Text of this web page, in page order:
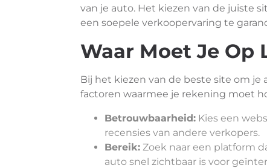
van je auto. Het kiezen van de juiste
een soepele verkoopervaring te
Waar Moet Je Op
Bij het kiezen van de beste site om
factoren waarmee je rekening moet
Betrouwbaarheid: Kies een
recensies van andere verkopers.
Bereik: Zoek naar een platform
auto snel zichtbaar is voor